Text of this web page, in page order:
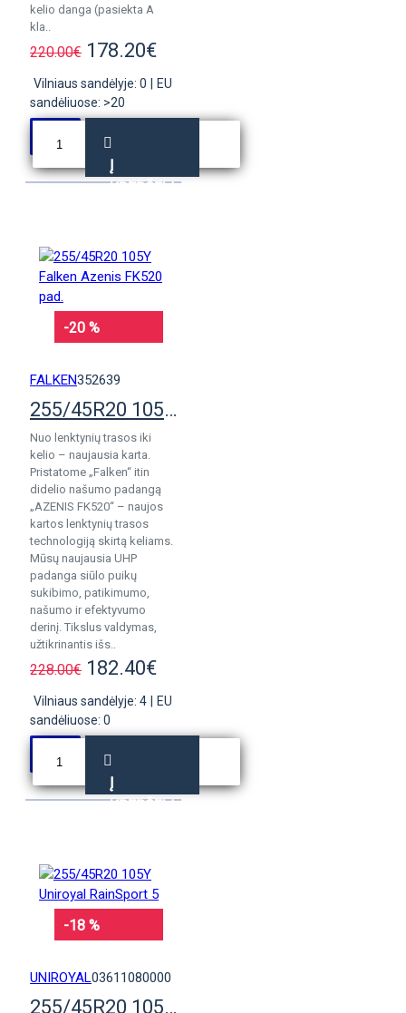
kelio danga (pasiekta A
kla..
220.00€ 178.20€
Vilniaus sandėlyje: 0
EU
sandėliuose: >20
Į
KREPŠELĮ
-20 %
FALKEN352639
255/45R20 105Y Falken Azenis FK520 pad.
Nuo lenktynių trasos iki
kelio – naujausia karta.
Pristatome „Falken“ itin
didelio našumo padangą
„AZENIS FK520“ – naujos
kartos lenktynių trasos
technologiją skirtą keliams.
Mūsų naujausia UHP
padanga siūlo puikų
sukibimo, patikimumo,
našumo ir efektyvumo
derinį. Tikslus valdymas,
užtikrinantis išs..
228.00€ 182.40€
Vilniaus sandėlyje: 4
EU
sandėliuose: 0
Į
KREPŠELĮ
-18 %
UNIROYAL03611080000
255/45R20 105Y Uniroyal RainSport 5